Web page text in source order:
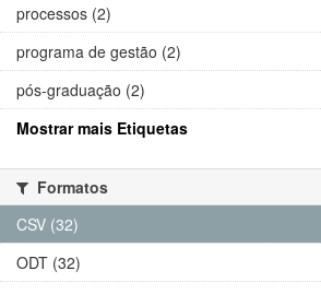
processos (2)
programa de gestão (2)
pós-graduação (2)
Mostrar mais Etiquetas
Formatos
CSV (32)
ODT (32)